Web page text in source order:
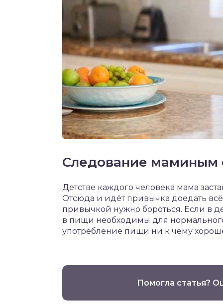
Следование маминым
Детстве каждого человека мама
Отсюда и идёт привычка доедать
привычкой нужно бороться. Если в
в пищи необходимы для нормального
употребление пищи ни к чему
Помогла статья?